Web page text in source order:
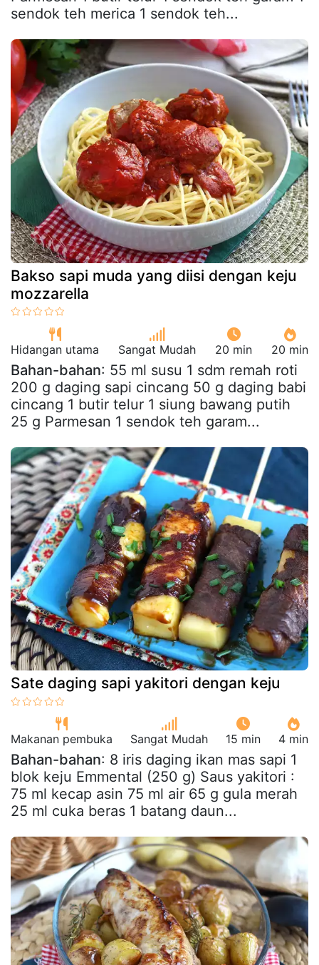
sendok teh merica 1 sendok teh...
Bakso sapi muda yang diisi dengan keju
mozzarella
Hidangan utama Sangat Mudah 20 min 20 min
Bahan-bahan: 55 ml susu 1 sdm remah roti
200 g daging sapi cincang 50 g daging babi
cincang 1 butir telur 1 siung bawang putih
25 g Parmesan 1 sendok teh garam...
Sate daging sapi yakitori dengan keju
Makanan pembuka Sangat Mudah 15 min 4 min
Bahan-bahan: 8 iris daging ikan mas sapi 1
blok keju Emmental (250 g) Saus yakitori :
75 ml kecap asin 75 ml air 65 g gula merah
25 ml cuka beras 1 batang daun...